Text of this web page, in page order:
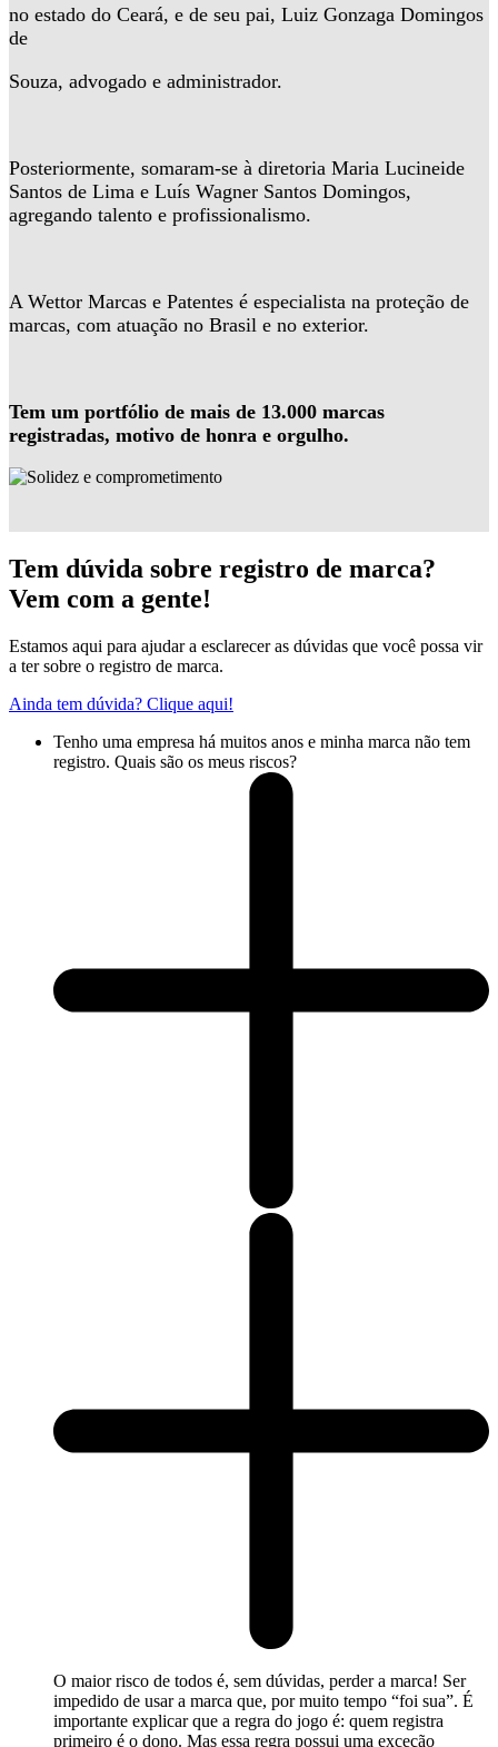
no estado do Ceará, e de seu pai, Luiz Gonzaga Domingos
de
Souza, advogado e administrador.
Posteriormente, somaram-se à diretoria Maria Lucineide
Santos de Lima e Luís Wagner Santos Domingos,
agregando talento e profissionalismo.
A Wettor Marcas e Patentes é especialista na proteção de
marcas, com atuação no Brasil e no exterior.
Tem um portfólio de mais de 13.000 marcas
registradas, motivo de honra e orgulho.
Tem dúvida sobre registro de marca?
Vem com a gente!
Estamos aqui para ajudar a esclarecer as dúvidas que você possa vir
a ter sobre o registro de marca.
Ainda tem dúvida? Clique aqui!
Tenho uma empresa há muitos anos e minha marca não tem
registro. Quais são os meus riscos?
O maior risco de todos é, sem dúvidas, perder a marca! Ser
impedido de usar a marca que, por muito tempo “foi sua”. É
importante explicar que a regra do jogo é: quem registra
primeiro é o dono. Mas essa regra possui uma exceção